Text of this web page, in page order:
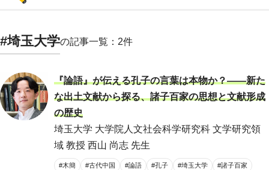
#埼玉大学の記事一覧：2件
『論語』が伝える孔子の言葉は本物か？――新た
な出土文献から探る、諸子百家の思想と文献形成
の歴史
埼玉大学 大学院人文社会科学研究科 文学研究領
域 教授 西山 尚志 先生
#木簡 #古代中国 #論語 #孔子 #埼玉大学 #諸子百家